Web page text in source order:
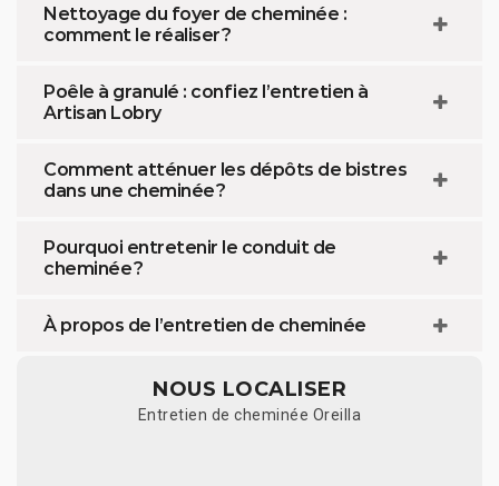
Nettoyage du foyer de cheminée :
comment le réaliser ?
Poêle à granulé : confiez l’entretien à
Artisan Lobry
Comment atténuer les dépôts de bistres
dans une cheminée ?
Pourquoi entretenir le conduit de
cheminée ?
À propos de l’entretien de cheminée
NOUS LOCALISER
Entretien de cheminée Oreilla